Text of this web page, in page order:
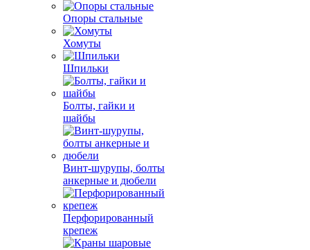
Опоры стальные
Хомуты
Шпильки
Болты, гайки и
шайбы
Винт-шурупы, болты
анкерные и дюбели
Перфорированный
крепеж